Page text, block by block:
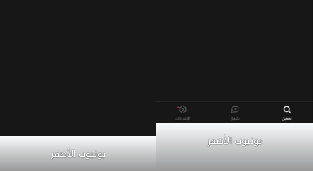
يوتيوب الأصفر
يوتيوب الأصفر